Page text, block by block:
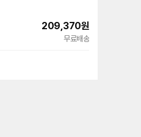
209,370원
무료배송